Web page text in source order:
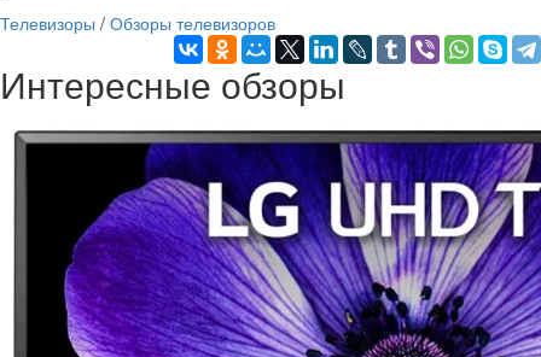
Телевизоры / Обзоры телевизоров
Интересные обзоры